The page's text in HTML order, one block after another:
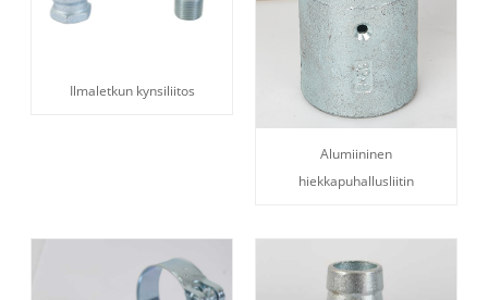
Ilmaletkun kynsiliitos
Alumiininen
hiekkapuhallusliitin